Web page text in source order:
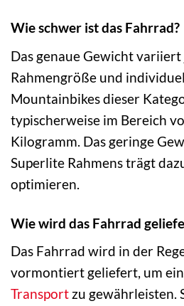
Wie schwer ist das Fahrrad?
Das genaue Gewicht variiert
Rahmengröße und
Mountainbikes dieser
typischerweise im Bereich
Kilogramm. Das geringe
Superlite Rahmens trägt
optimieren.
Wie wird das Fahrrad
Das Fahrrad wird in der
vormontiert geliefert, um
Transport zu gewährleisten.